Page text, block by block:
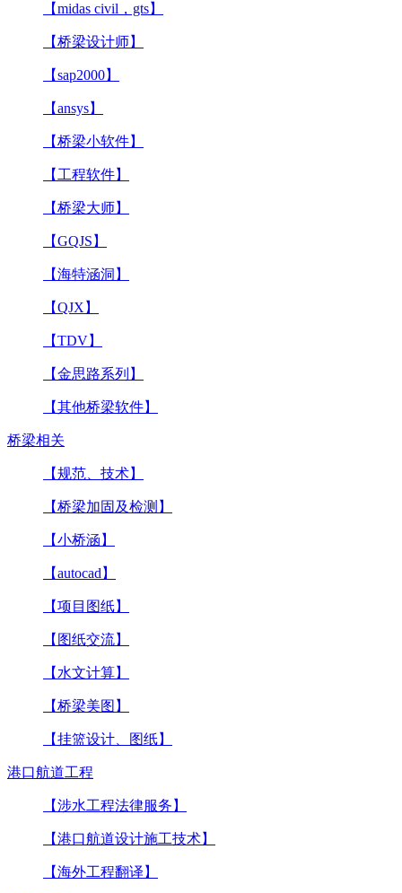
【midas civil，gts】
【桥梁设计师】
【sap2000】
【ansys】
【桥梁小软件】
【工程软件】
【桥梁大师】
【GQJS】
【海特涵洞】
【QJX】
【TDV】
【金思路系列】
【其他桥梁软件】
桥梁相关
【规范、技术】
【桥梁加固及检测】
【小桥涵】
【autocad】
【项目图纸】
【图纸交流】
【水文计算】
【桥梁美图】
【挂篮设计、图纸】
港口航道工程
【涉水工程法律服务】
【港口航道设计施工技术】
【海外工程翻译】